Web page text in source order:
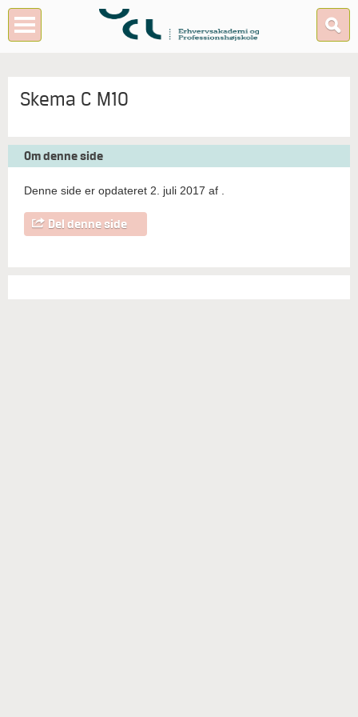
Skema C M10
Om denne side
Denne side er opdateret 2. juli 2017 af
Del denne side